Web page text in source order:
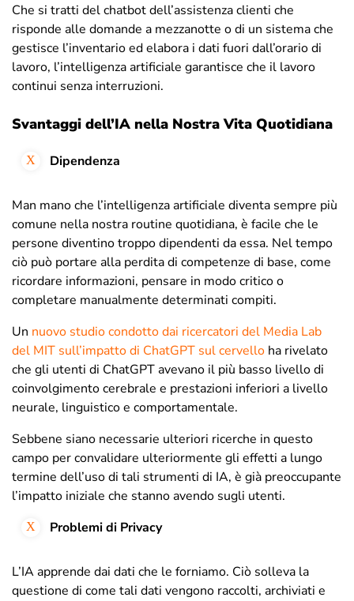
Che si tratti del chatbot dell’assistenza clienti che
risponde alle domande a mezzanotte o di un sistema che
gestisce l’inventario ed elabora i dati fuori dall’orario di
lavoro, l’intelligenza artificiale garantisce che il lavoro
continui senza interruzioni.
Svantaggi dell’IA nella Nostra Vita Quotidiana
Dipendenza
Man mano che l’intelligenza artificiale diventa sempre più
comune nella nostra routine quotidiana, è facile che le
persone diventino troppo dipendenti da essa. Nel tempo
ciò può portare alla perdita di competenze di base, come
ricordare informazioni, pensare in modo critico o
completare manualmente determinati compiti.
Un nuovo studio condotto dai ricercatori del Media Lab
del MIT sull’impatto di ChatGPT sul cervello ha rivelato
che gli utenti di ChatGPT avevano il più basso livello di
coinvolgimento cerebrale e prestazioni inferiori a livello
neurale, linguistico e comportamentale.
Sebbene siano necessarie ulteriori ricerche in questo
campo per convalidare ulteriormente gli effetti a lungo
termine dell’uso di tali strumenti di IA, è già preoccupante
l’impatto iniziale che stanno avendo sugli utenti.
Problemi di Privacy
L’IA apprende dai dati che le forniamo. Ciò solleva la
questione di come tali dati vengono raccolti, archiviati e